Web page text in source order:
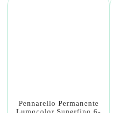
Pennarello Permanente